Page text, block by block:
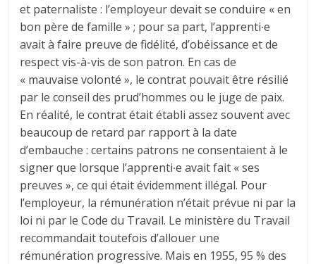
et paternaliste : l’employeur devait se conduire « en
bon père de famille » ; pour sa part, l’apprenti∙e
avait à faire preuve de fidélité, d’obéissance et de
respect vis-à-vis de son patron. En cas de
« mauvaise volonté », le contrat pouvait être résilié
par le conseil des prud’hommes ou le juge de paix.
En réalité, le contrat était établi assez souvent avec
beaucoup de retard par rapport à la date
d’embauche : certains patrons ne consentaient à le
signer que lorsque l’apprenti∙e avait fait « ses
preuves », ce qui était évidemment illégal. Pour
l’employeur, la rémunération n’était prévue ni par la
loi ni par le Code du Travail. Le ministère du Travail
recommandait toutefois d’allouer une
rémunération progressive. Mais en 1955, 95 % des